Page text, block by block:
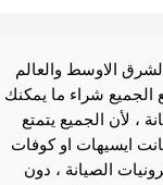
الاوسط والعالم
الجميع شراء ما يمكنك
، لأن الجميع يتمتع
ايسيهات او كوفات
الصيانة ، دون